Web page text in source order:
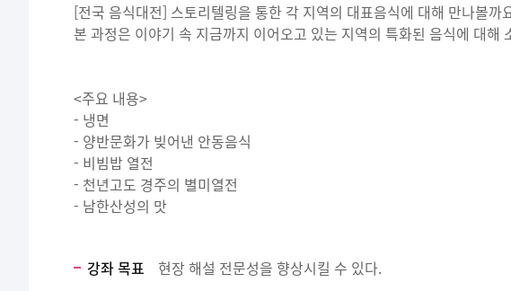
[전국 음식대전] 스토리텔링을 통한 각 지역의 대표음식에 대해 만나볼까
본 과정은 이야기 속 지금까지 이어오고 있는 지역의 특화된 음식에 대해
<주요 내용>
- 냉면
- 양반문화가 빚어낸 안동음식
- 비빔밥 열전
- 천년고도 경주의 별미열전
- 남한산성의 맛
강좌 목표
현장 해설 전문성을 향상시킬 수 있다.